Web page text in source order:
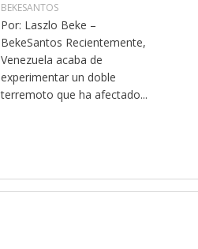
BEKESANTOS
Por: Laszlo Beke –
BekeSantos Recientemente,
Venezuela acaba de
experimentar un doble
terremoto que ha afectado...